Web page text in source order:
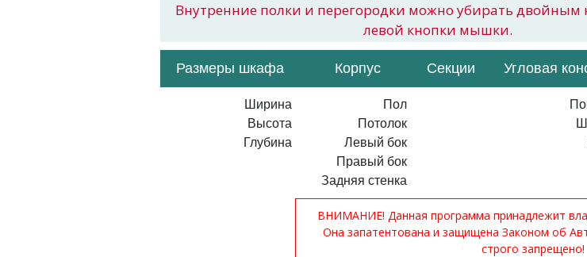
Внутренние полки и перегородки можно убирать двойным
левой кнопки мышки.
Размеры шкафа Корпус Секции Угловая
Ширина
Высота
Глубина
Пол
Потолок
Левый бок
Правый бок
Задняя стенка
ВНИМАНИЕ! Данная программа принадлежит
Она запатентована и защищена Законом об
строго запрещено!